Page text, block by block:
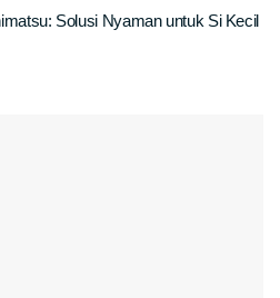
Solusi Nyaman untuk Si Kecil